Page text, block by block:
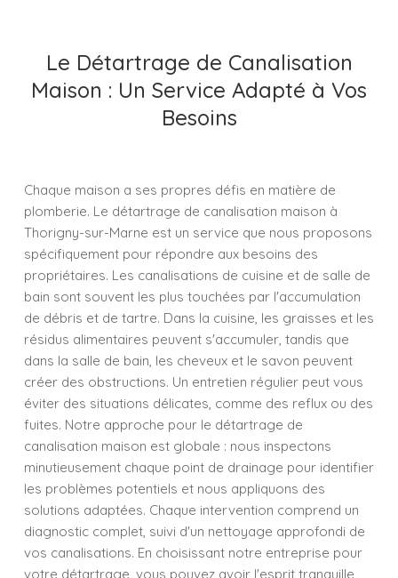
Le Détartrage de Canalisation
Maison : Un Service Adapté à Vos
Besoins
Chaque maison a ses propres défis en matière de
plomberie. Le détartrage de canalisation maison à
Thorigny-sur-Marne est un service que nous proposons
spécifiquement pour répondre aux besoins des
propriétaires. Les canalisations de cuisine et de salle de
bain sont souvent les plus touchées par l'accumulation
de débris et de tartre. Dans la cuisine, les graisses et les
résidus alimentaires peuvent s'accumuler, tandis que
dans la salle de bain, les cheveux et le savon peuvent
créer des obstructions. Un entretien régulier peut vous
éviter des situations délicates, comme des reflux ou des
fuites. Notre approche pour le détartrage de
canalisation maison est globale : nous inspectons
minutieusement chaque point de drainage pour identifier
les problèmes potentiels et nous appliquons des
solutions adaptées. Chaque intervention comprend un
diagnostic complet, suivi d'un nettoyage approfondi de
vos canalisations. En choisissant notre entreprise pour
votre détartrage, vous pouvez avoir l'esprit tranquille,